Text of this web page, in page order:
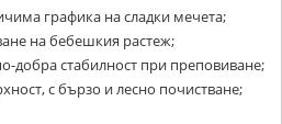
графика на сладки мечета;
на бебешкия растеж;
добра стабилност при преповиване;
с бързо и лесно почистване;